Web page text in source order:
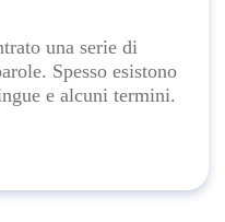
una serie di
Spesso esistono
e alcuni termini.